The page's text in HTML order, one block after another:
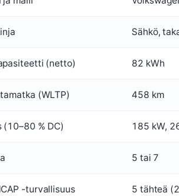
Sähkö,
(netto) 82 kWh
(WLTP) 458 km
(10–80 % DC) 185 kW,
5 tai 7
-turvallisuus 5 tähteä